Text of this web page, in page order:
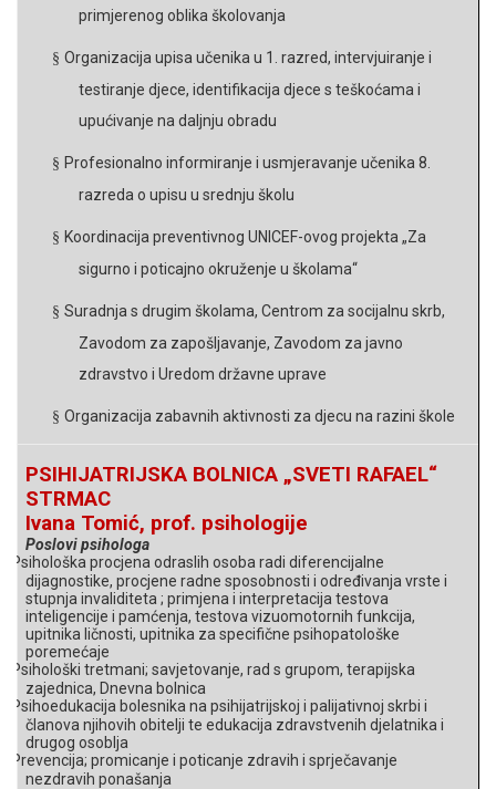
primjerenog oblika školovanja
§ Organizacija upisa učenika u 1. razred, intervjuiranje i
testiranje djece, identifikacija djece s teškoćama i
upućivanje na daljnju obradu
§ Profesionalno informiranje i usmjeravanje učenika 8.
razreda o upisu u srednju školu
§ Koordinacija preventivnog UNICEF-ovog projekta „Za
sigurno i poticajno okruženje u školama“
§ Suradnja s drugim školama, Centrom za socijalnu skrb,
Zavodom za zapošljavanje, Zavodom za javno
zdravstvo i Uredom državne uprave
§ Organizacija zabavnih aktivnosti za djecu na razini škole
PSIHIJATRIJSKA BOLNICA „SVETI RAFAEL“
STRMAC
Ivana Tomić, prof. psihologije
Poslovi psihologa
Psihološka procjena odraslih osoba radi diferencijalne
dijagnostike, procjene radne sposobnosti i određivanja vrste i
stupnja invaliditeta ; primjena i interpretacija testova
inteligencije i pamćenja, testova vizuomotornih funkcija,
upitnika ličnosti, upitnika za specifične psihopatološke
poremećaje
Psihološki tretmani; savjetovanje, rad s grupom, terapijska
zajednica, Dnevna bolnica
Psihoedukacija bolesnika na psihijatrijskoj i palijativnoj skrbi i
članova njihovih obitelji te edukacija zdravstvenih djelatnika i
drugog osoblja
Prevencija; promicanje i poticanje zdravih i sprječavanje
nezdravih ponašanja